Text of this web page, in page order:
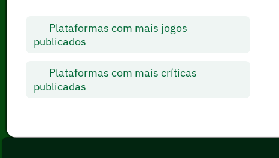
Plataformas com mais jogos
publicados
Plataformas com mais críticas
publicadas